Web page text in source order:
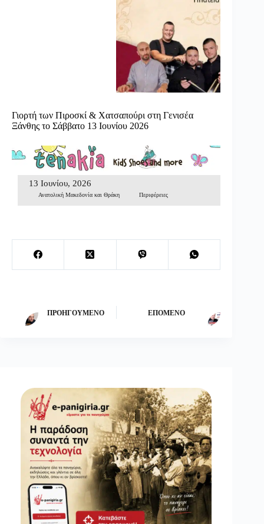
Γιορτή των Πιροσκί & Χατσαπούρι στη Γενισέα
Ξάνθης το Σάββατο 13 Ιουνίου 2026
13 Ιουνίου, 2026
Ανατολική Μακεδονία και Θράκη Περιφέρειες
ΠΡΟΗΓΟΎΜΕΝΟ ΕΠΌΜΕΝΟ